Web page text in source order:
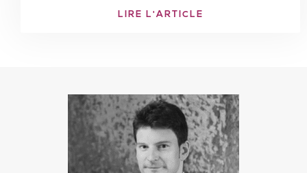
LIRE L'ARTICLE